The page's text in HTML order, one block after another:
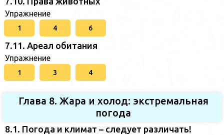
Упражнение
1 4 6
7.11. Ареал обитания
Упражнение
1 3 4
Глава 8. Жара и холод: экстремальная
погода
8.1. Погода и климат – следует различать!